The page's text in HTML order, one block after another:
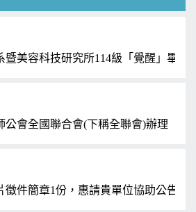
暨美容科技研究所114級「覺醒」畢
公會全國聯合會(下稱全聯會)辦理「
徵件簡章1份，惠請貴單位協助公告宣